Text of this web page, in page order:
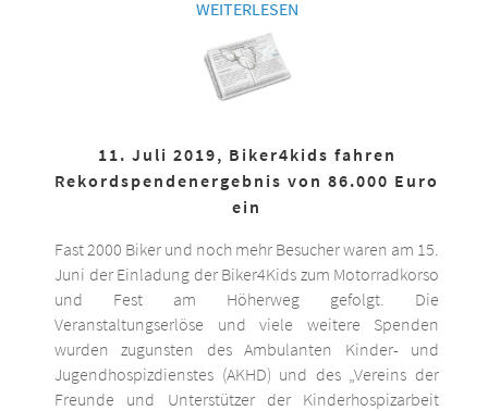
WEITERLESEN
11. Juli 2019, Biker4kids fahren
Rekordspendenergebnis von 86.000 Euro
ein
Fast 2000 Biker und noch mehr Besucher waren am 15.
Juni der Einladung der Biker4Kids zum Motorradkorso
und Fest am Höherweg gefolgt. Die
Veranstaltungserlöse und viele weitere Spenden
wurden zugunsten des Ambulanten Kinder- und
Jugendhospizdienstes (AKHD) und des „Vereins der
Freunde und Unterstützer der Kinderhospizarbeit